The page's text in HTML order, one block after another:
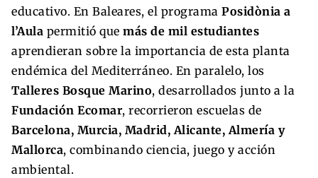
educativo. En Baleares, el programa Posidònia a
l’Aula permitió que más de mil estudiantes
aprendieran sobre la importancia de esta planta
endémica del Mediterráneo. En paralelo, los
Talleres Bosque Marino, desarrollados junto a la
Fundación Ecomar, recorrieron escuelas de
Barcelona, Murcia, Madrid, Alicante, Almería y
Mallorca, combinando ciencia, juego y acción
ambiental.